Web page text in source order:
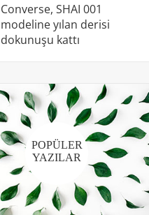
Converse, SHAI 001
modeline yılan derisi
dokunuşu kattı
POPÜLER
YAZILAR